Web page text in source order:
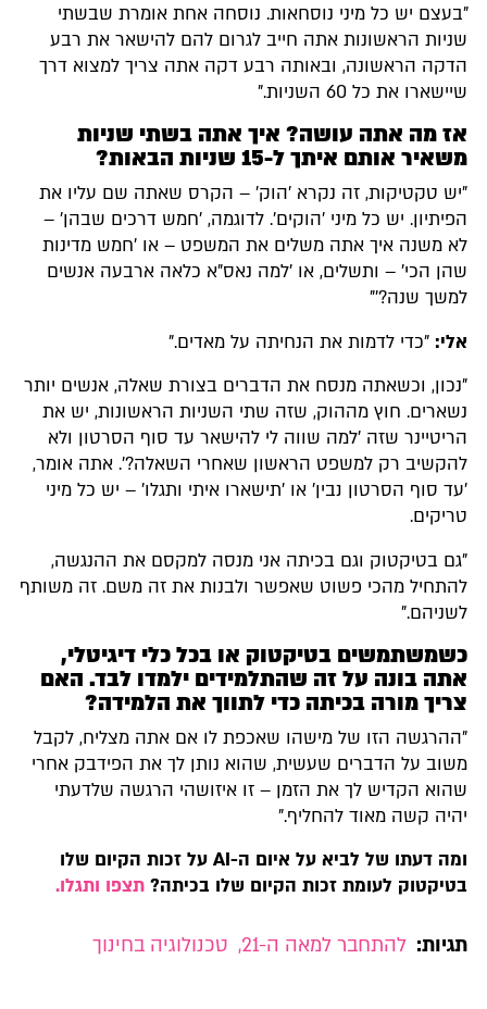
"בעצם יש כל מיני נוסחאות. נוסחה אחת אומרת שבשתי
שניות הראשונות אתה חייב לגרום להם להישאר את רבע
הדקה הראשונה, ובאותה רבע דקה אתה צריך למצוא דרך
שיישארו את כל 60 השניות."
אז מה אתה עושה? איך אתה בשתי שניות
משאיר אותם איתך ל-15 שניות הבאות?
"יש טקטיקות, זה נקרא 'הוק' – הקרס שאתה שם עליו את
הפיתיון. יש כל מיני 'הוקים'. לדוגמה, 'חמש דרכים שבהן' –
לא משנה איך אתה משלים את המשפט – או 'חמש מדינות
שהן הכי' – ותשלים, או 'למה נאס"א כלאה ארבעה אנשים
למשך שנה?'"
אלי: "כדי לדמות את הנחיתה על מאדים."
"נכון, וכשאתה מנסח את הדברים בצורת שאלה, אנשים יותר
נשארים. חוץ מההוק, שזה שתי השניות הראשונות, יש את
הריטיינר שזה 'למה שווה לי להישאר עד סוף הסרטון ולא
להקשיב רק למשפט הראשון שאחרי השאלה?'. אתה אומר,
'עד סוף הסרטון נבין' או 'תישארו איתי ותגלו' – יש כל מיני
טריקים.
"גם בטיקטוק וגם בכיתה אני מנסה למקסם את ההנגשה,
להתחיל מהכי פשוט שאפשר ולבנות את זה משם. זה משותף
לשניהם."
כשמשתמשים בטיקטוק או בכל כלי דיגיטלי,
אתה בונה על זה שהתלמידים ילמדו לבד. האם
צריך מורה בכיתה כדי לתווך את הלמידה?
"ההרגשה הזו של מישהו שאכפת לו אם אתה מצליח, לקבל
משוב על הדברים שעשית, שהוא נותן לך את הפידבק אחרי
שהוא הקדיש לך את הזמן – זו איזושהי הרגשה שלדעתי
יהיה קשה מאוד להחליף."
ומה דעתו של לביא על איום ה-AI על זכות הקיום שלו
בטיקטוק לעומת זכות הקיום שלו בכיתה? תצפו ותגלו.
תגיות: להתחבר למאה ה-21 , טכנולוגיה בחינוך